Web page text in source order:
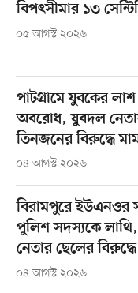
বিপৎসীমার ১৩
০৫ আগস্ট ২০২৬
পাটগ্রামে যুবকের
অবরোধ, যুবদল
তিনজনের বিরুদ্ধে
০৪ আগস্ট ২০২৬
বিরামপুরে ইউএনওর
পুলিশ সদস্যকে
নেতার ছেলের
০৪ আগস্ট ২০২৬